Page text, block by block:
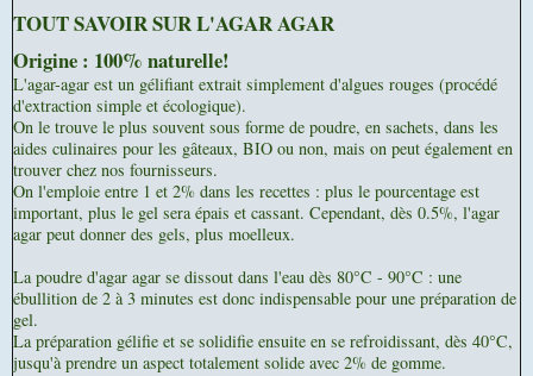
TOUT SAVOIR SUR L'AGAR AGAR
Origine : 100% naturelle!
L'agar-agar est un gélifiant extrait simplement d'algues rouges (procédé
d'extraction simple et écologique).
On le trouve le plus souvent sous forme de poudre, en sachets, dans les
aides culinaires pour les gâteaux, BIO ou non, mais on peut également en
trouver chez nos fournisseurs.
On l'emploie entre 1 et 2% dans les recettes : plus le pourcentage est
important, plus le gel sera épais et cassant. Cependant, dès 0.5%, l'agar
agar peut donner des gels, plus moelleux.
La poudre d'agar agar se dissout dans l'eau dès 80°C - 90°C : une
ébullition de 2 à 3 minutes est donc indispensable pour une préparation de
gel.
La préparation gélifie et se solidifie ensuite en se refroidissant, dès 40°C,
jusqu'à prendre un aspect totalement solide avec 2% de gomme.